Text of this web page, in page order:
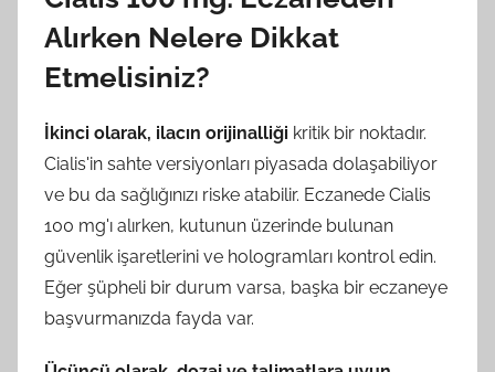
Alırken Nelere Dikkat
Etmelisiniz?
İkinci olarak, ilacın orijinalliği kritik bir noktadır.
Cialis'in sahte versiyonları piyasada dolaşabiliyor
ve bu da sağlığınızı riske atabilir. Eczanede Cialis
100 mg'ı alırken, kutunun üzerinde bulunan
güvenlik işaretlerini ve hologramları kontrol edin.
Eğer şüpheli bir durum varsa, başka bir eczaneye
başvurmanızda fayda var.